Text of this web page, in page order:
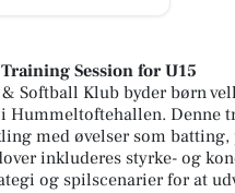
Session for U15
Softball Klub byder børn
Hummeltoftehallen. Denne
med øvelser som
inkluderes styrke- og
og spilscenarier for at